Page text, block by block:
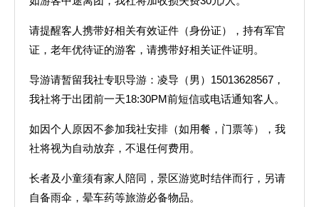
请提醒客人携带好相关有效证件（身份证），持有军官
证，老年优待证的游客，请携带好相关证件证明。
导游请暂留我社专职导游：凌导（男）15013628567，
我社将于出团前一天18:30PM前短信或电话通知客人。
如因个人原因不参加我社安排（如用餐，门票等），我
社将视为自动放弃，不退任何费用。
长者及小童须有家人陪同，景区游览时结伴而行，另请
自备雨伞，晕车药等旅游必备物品。